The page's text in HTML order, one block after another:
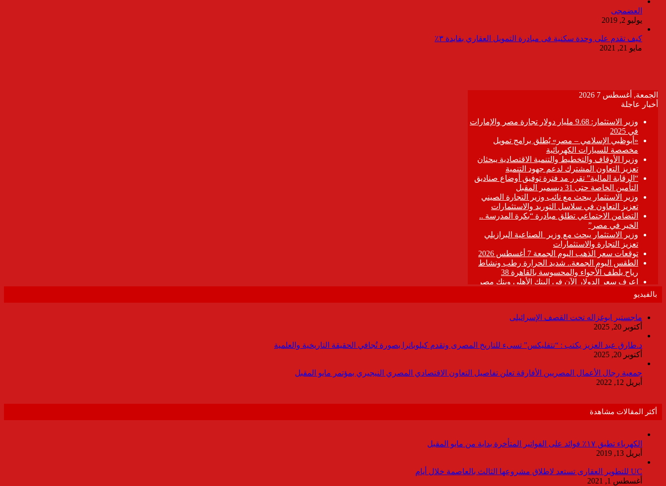
العضمجى
يوليو 2, 2019
كيف تقدم على وحدة سكنية فى مبادرة التمويل العقاري بفايدة ٣٪
مايو 21, 2021
بالفيديو
ماجستير ابوغزاله تحت القصف الإسرائيلى
أكتوبر 20, 2025
د.طارق عبد العزيز يكتب : “نتفليكس” تسىء للتاريخ المصرى وتقدم كيلوباترا بصورة تُجافي الحقيقة التاريخية والعلمية
أكتوبر 20, 2025
جمعية رجال الأعمال المصريين الأفارقة تعلن تفاصيل التعاون الاقتصادي المصري النيجيري بمؤتمر مايو المقبل
أبريل 12, 2022
أكثر المقالات مشاهدة
الكهرباء تطبق ١٧٪ فوائد على الفواتير المتأخرة بداية من مايو المقبل
أبريل 13, 2019
UC للتطوير العقارى تستعد لاطلاق مشروعها الثالث بالعاصمة خلال أيام
أغسطس 1, 2021